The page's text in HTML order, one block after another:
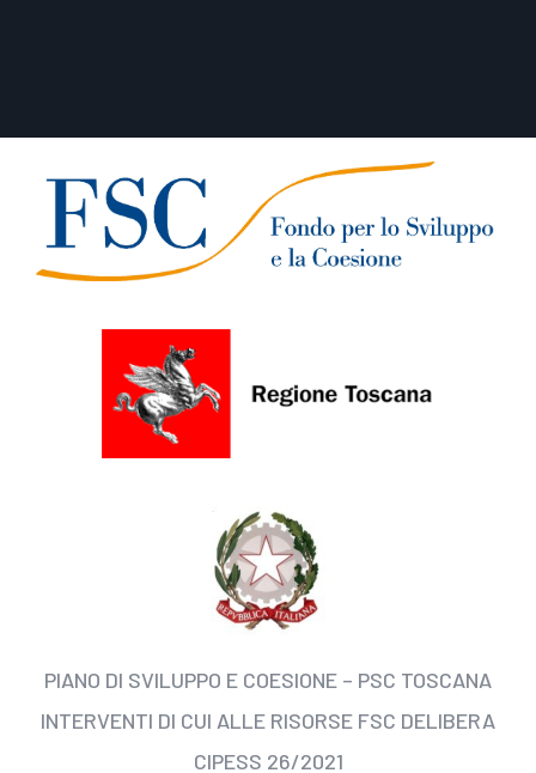
PIANO DI SVILUPPO E COESIONE – PSC TOSCANA
INTERVENTI DI CUI ALLE RISORSE FSC DELIBERA
CIPESS 26/2021